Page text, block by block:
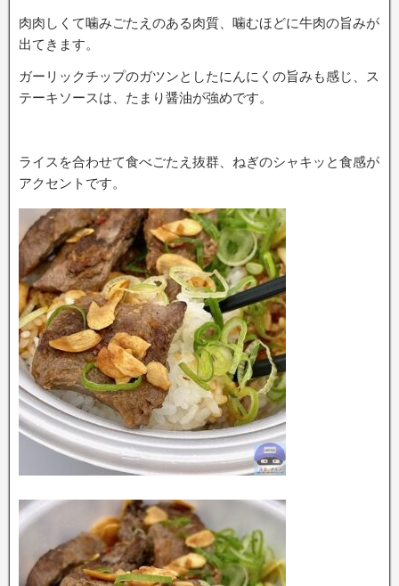
肉肉しくて噛みごたえのある肉質、噛むほどに牛肉の旨みが
出てきます。
ガーリックチップのガツンとしたにんにくの旨みも感じ、ス
テーキソースは、たまり醤油が強めです。
ライスを合わせて食べごたえ抜群、ねぎのシャキッと食感が
アクセントです。